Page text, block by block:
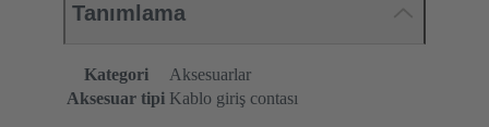
Tanımlama
Kategori
Aksesuarlar
Aksesuar tipi Kablo giriş contası